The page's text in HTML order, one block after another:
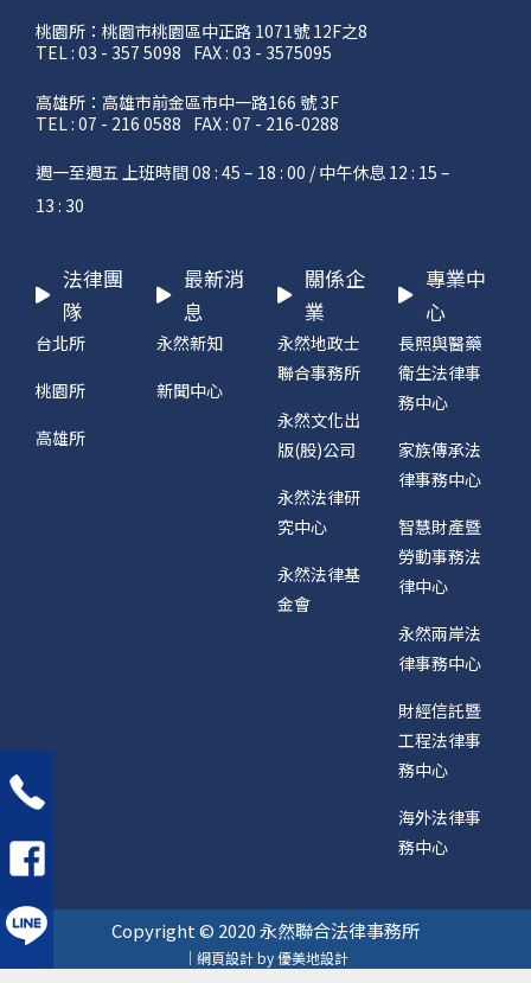
桃園所：桃園市桃園區中正路 1071號 12F之8
TEL : 03 - 357 5098 FAX : 03 - 3575095
高雄所：高雄市前金區市中一路166 號 3F
TEL : 07 - 216 0588 FAX : 07 - 216-0288
週一至週五 上班時間 08 : 45 – 18 : 00 / 中午休息 12 : 15 –
13 : 30
法律團
隊
台北所
桃園所
高雄所
最新消
息
永然新知
新聞中心
關係企
業
永然地政士
聯合事務所
永然文化出
版(股)公司
永然法律研
究中心
永然法律基
金會
專業中
心
長照與醫藥
衛生法律事
務中心
家族傳承法
律事務中心
智慧財產暨
勞動事務法
律中心
永然兩岸法
律事務中心
財經信託暨
工程法律事
務中心
海外法律事
務中心
Copyright © 2020 永然聯合法律事務所
｜網頁設計 by 優美地設計